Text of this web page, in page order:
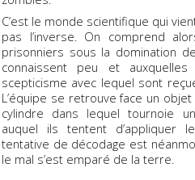
C’est le monde scientifique qui
pas l’inverse. On comprend
prisonniers sous la domination
connaissent peu et
scepticisme avec lequel sont
L’équipe se retrouve face un
cylindre dans lequel tournoie
auquel ils tentent d’appliquer
tentative de décodage est
le mal s’est emparé de la terre.